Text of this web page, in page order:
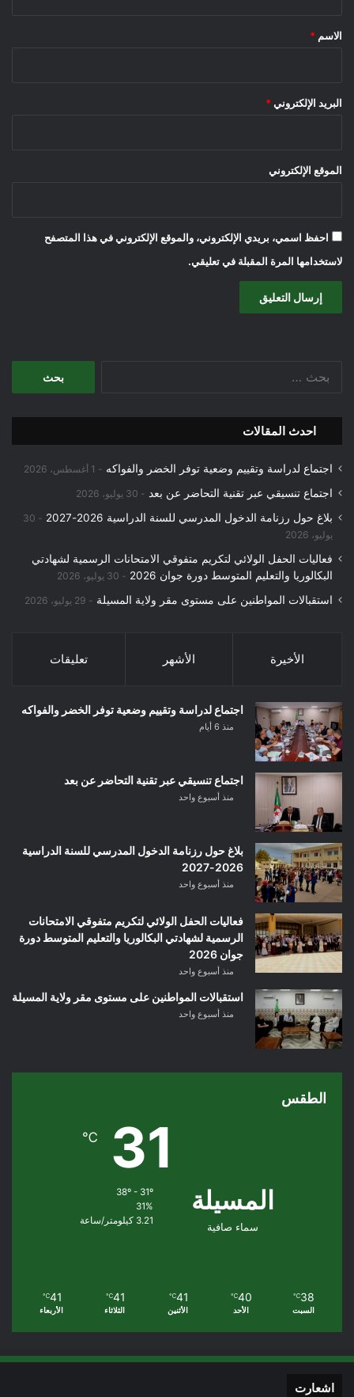
*
الاسم *
البريد الإلكتروني *
الموقع الإلكتروني
احفظ اسمي، بريدي الإلكتروني، والموقع الإلكتروني في هذا المتصفح
لاستخدامها المرة المقبلة في تعليقي.
احدث المقالات
اجتماع لدراسة وتقييم وضعية توفر الخضر والفواكه 1 أغسطس، 2026
اجتماع تنسيقي عبر تقنية التحاضر عن بعد 30 يوليو، 2026
بلاغ حول رزنامة الدخول المدرسي للسنة الدراسية 2026-2027
30
يوليو، 2026
فعاليات الحفل الولائي لتكريم متفوقي الامتحانات الرسمية لشهادتي
البكالوريا والتعليم المتوسط دورة جوان 2026
30 يوليو، 2026
استقبالات المواطنين على مستوى مقر ولاية المسيلة 29 يوليو، 2026
الأخيرة الأشهر تعليقات
اجتماع لدراسة وتقييم وضعية توفر الخضر والفواكه
منذ 6 أيام
اجتماع تنسيقي عبر تقنية التحاضر عن بعد
منذ أسبوع واحد
بلاغ حول رزنامة الدخول المدرسي للسنة الدراسية
2026-2027
منذ أسبوع واحد
فعاليات الحفل الولائي لتكريم متفوقي الامتحانات
الرسمية لشهادتي البكالوريا والتعليم المتوسط دورة
جوان 2026
منذ أسبوع واحد
استقبالات المواطنين على مستوى مقر ولاية المسيلة
منذ أسبوع واحد
الطقس
المسيلة
سماء صافية
31
℃
31%
3.21 كيلومتر/ساعة
38
℃
السبت
40
℃
الأحد
41
℃
الأثنين
41
℃
الثلاثاء
41
℃
الأربعاء
اشعارت